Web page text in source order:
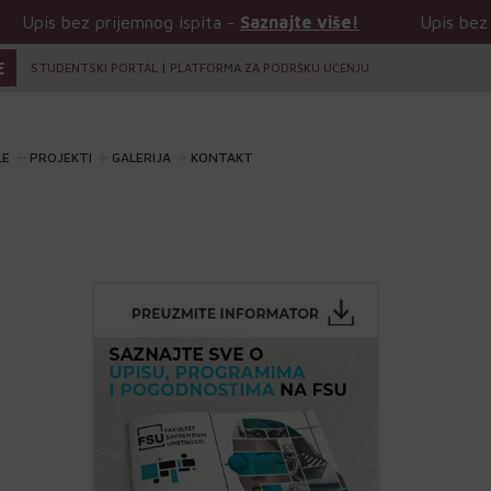
ispita -Saznajte više! Upis bez prijemnog
STUDENTSKI PORTAL | PLATFORMA ZA PODRŠKU UČENJU
PROJEKTI GALERIJA KONTAKT